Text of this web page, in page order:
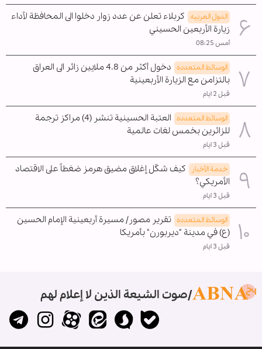
الدول العربیه كربلاء تعلن عن عدد زوار دخلوا الى المحافظة لأداء
زيارة الأربعين الحسيني
أمس 08:25
الوسائط المتعدده
دخول أكثر من 4.8 ملايين زائر الى العراق
بالتزامن مع الزيارة الأربعينية
قبل 2 ايام
الوسائط المتعدده
العتبة الحسينية تنشر (4) مراكز ترجمة
للزائرين بخمس لغات عالمية
قبل 3 ايام
خدمة الأخبار
كيف شكّل إغلاق مضيق هرمز ضغطاً على الاقتصاد
الأمريكي؟
قبل 3 ايام
الوسائط المتعدده تقرير مصور/ مسيرة أربعينية الإمام الحسين
(ع) في مدينة "ديربورن" بأمريكا
قبل 3 ايام
صوت الشيعة الذين لا إعلام لهم